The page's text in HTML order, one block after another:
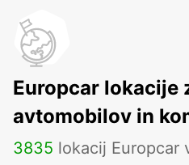
Europcar lokacije
avtomobilov in
3835 lokacij Europcar